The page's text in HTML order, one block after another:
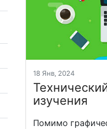
18 Янв, 2024
изучения
Помимо